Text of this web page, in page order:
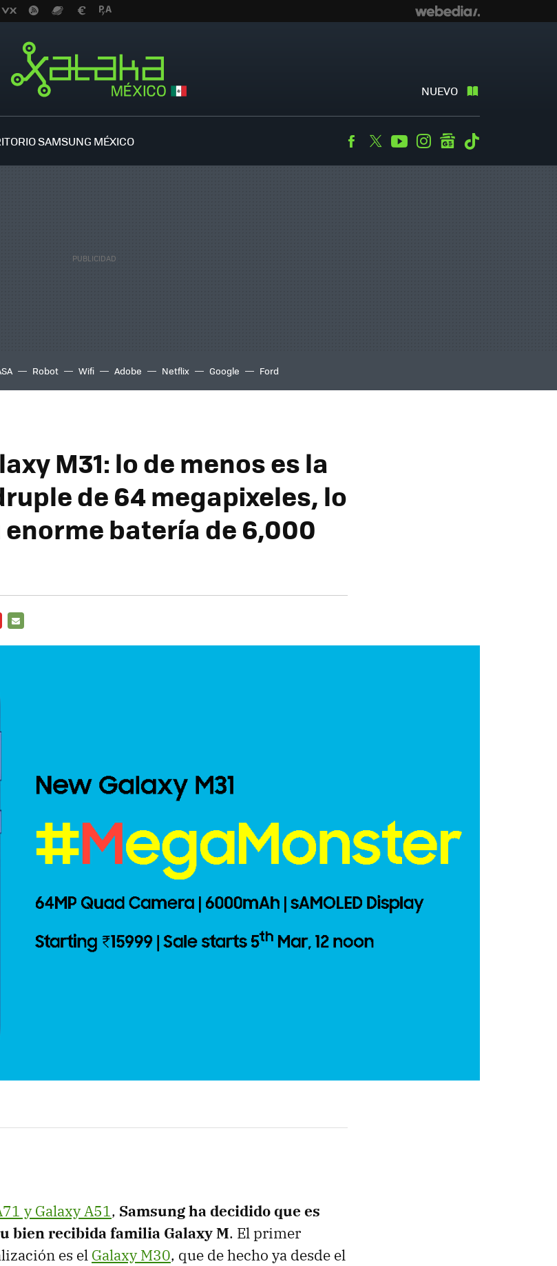
NUEVO
SAMSUNG MÉXICO Facebook
TwitterYoutubeInstagramgooglenews
Robot Wifi Adobe Netflix Google Ford
M31: lo de menos es la
de 64 megapixeles, lo
enorme batería de 6,000
y Galaxy A51 , Samsung ha decidido que es
bien recibida familia Galaxy M. El primer
es el Galaxy M30, que de hecho ya desde el